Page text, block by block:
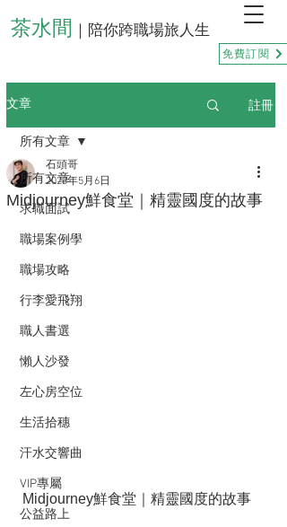
茶水間 ｜陪你跨職場旅人生
免費訂閱
文章 註冊
所有文章
求職面試
職場案例學
職場攻略
行李愛飛翔
職人書選
懶人沙發
左心房空位
生活拾穗
汗水交響曲
VIP專屬
公益路上
所有文章
Midjourney鮮食堂｜精靈國度的故事
石頭哥
2023年5月6日
Midjourney鮮食堂｜精靈國度的故事